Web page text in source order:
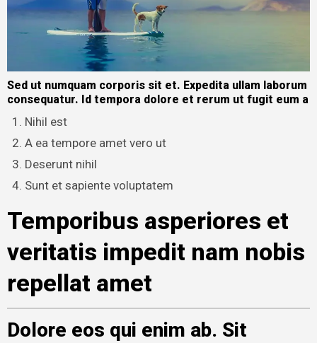
Sed ut numquam corporis sit et. Expedita ullam laborum
consequatur. Id tempora dolore et rerum ut fugit eum a
Nihil est
A ea tempore amet vero ut
Deserunt nihil
Sunt et sapiente voluptatem
Temporibus asperiores et
veritatis impedit nam nobis
repellat amet
Dolore eos qui enim ab. Sit